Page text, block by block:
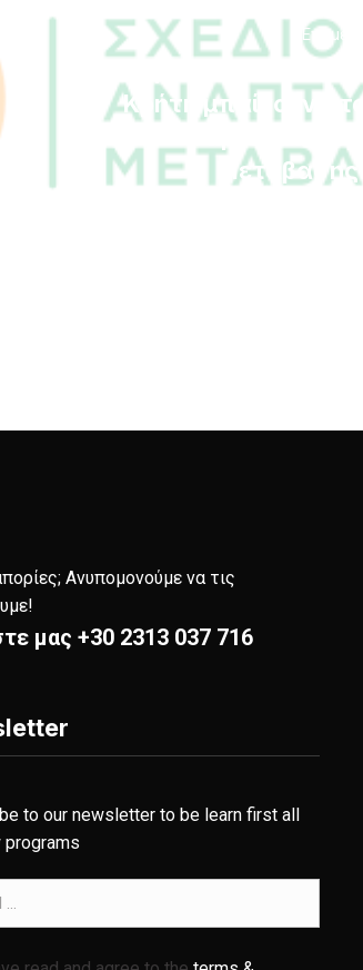
Επόμενο
Κρήτη μπαίνουν στο
Μετάβασης.
Ανυπομονούμε να τις
μας +30 2313 037 716
to our newsletter to be learn first all
programs